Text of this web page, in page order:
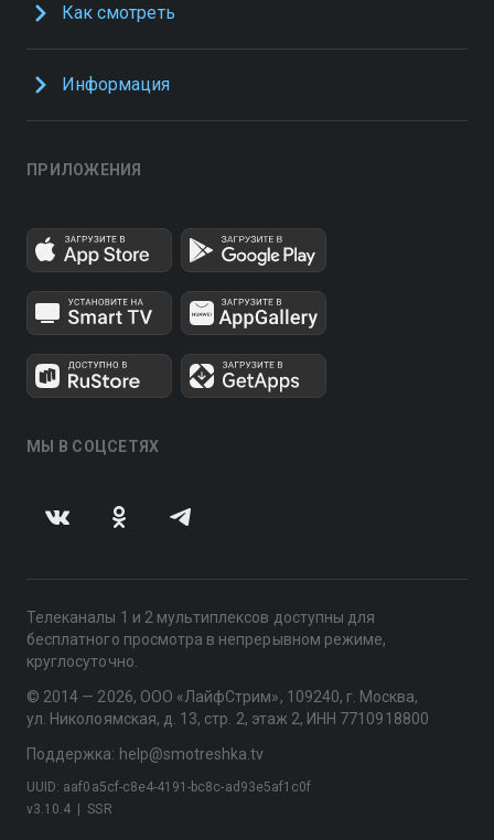
Как смотреть
Информация
ПРИЛОЖЕНИЯ
МЫ В СОЦСЕТЯХ
Телеканалы 1 и 2 мультиплексов доступны для
бесплатного просмотра в непрерывном режиме,
круглосуточно.
© 2014 — 2026, ООО «ЛайфСтрим», 109240, г. Москва,
ул. Николоямская, д. 13, стр. 2, этаж 2, ИНН 7710918800
Поддержка: help@smotreshka.tv
v3.10.4 SSR
UUID: aaf0a5cf-c8e4-4191-bc8c-ad93e5af1c0f